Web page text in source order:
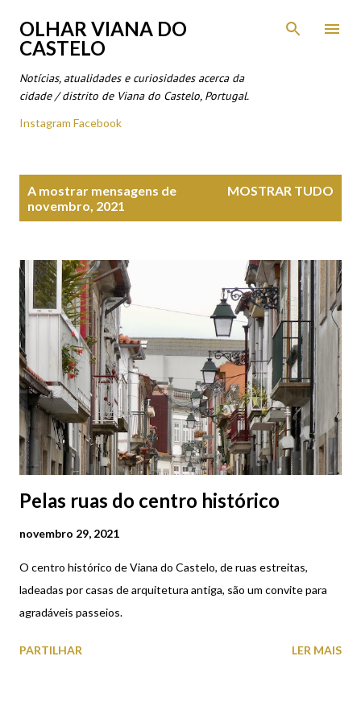
Avançar para o conteúdo principal
OLHAR VIANA DO
CASTELO
Notícias, atualidades e curiosidades acerca da
cidade / distrito de Viana do Castelo, Portugal.
Instagram Facebook
A mostrar mensagens de
novembro, 2021
MOSTRAR TUDO
Pelas ruas do centro histórico
novembro 29, 2021
O centro histórico de Viana do Castelo, de ruas estreitas,
ladeadas por casas de arquitetura antiga, são um convite para
agradáveis passeios.
PARTILHAR LER MAIS